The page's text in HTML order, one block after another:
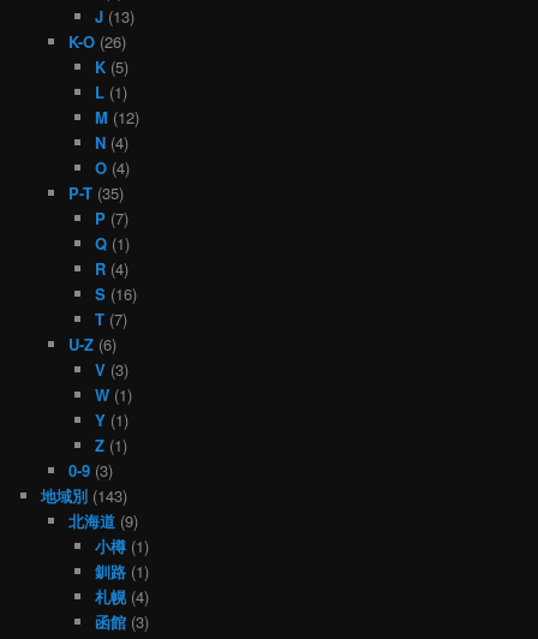
J (13)
K-O(26)
K (5)
L (1)
M (12)
N (4)
O (4)
P-T(35)
P (7)
Q (1)
R (4)
S (16)
T (7)
U-Z(6)
V (3)
W (1)
Y (1)
Z (1)
0-9(3)
地域別 (143)
北海道(9)
小樽 (1)
釧路 (1)
札幌(4)
函館 (3)